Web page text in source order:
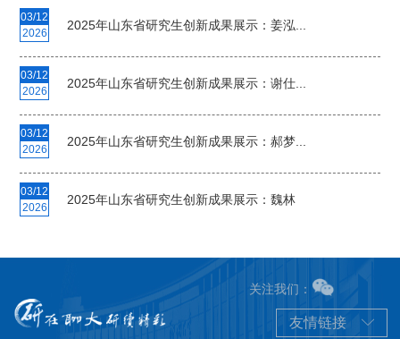
03/12
2026
2025年山东省研究生创新成果展示：姜泓...
03/12
2026
2025年山东省研究生创新成果展示：谢仕...
03/12
2026
2025年山东省研究生创新成果展示：郝梦...
03/12
2026
2025年山东省研究生创新成果展示：魏林
关注我们：
友情链接